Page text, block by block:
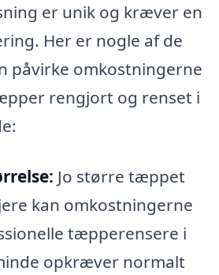
er unik og kræver en
Her er nogle af de
påvirke omkostningerne
rengjort og renset i
Jo større tæppet
kan omkostningerne
tæpperensere i
opkræver normalt